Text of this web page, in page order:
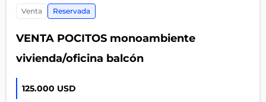
venta Reservada
VENTA POCITOS monoambiente
vivienda/oficina balcón
125.000 USD